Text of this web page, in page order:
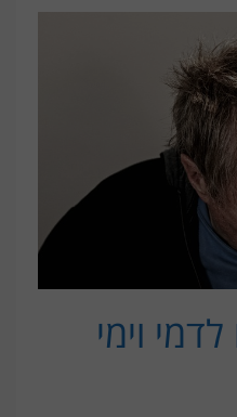
וימי